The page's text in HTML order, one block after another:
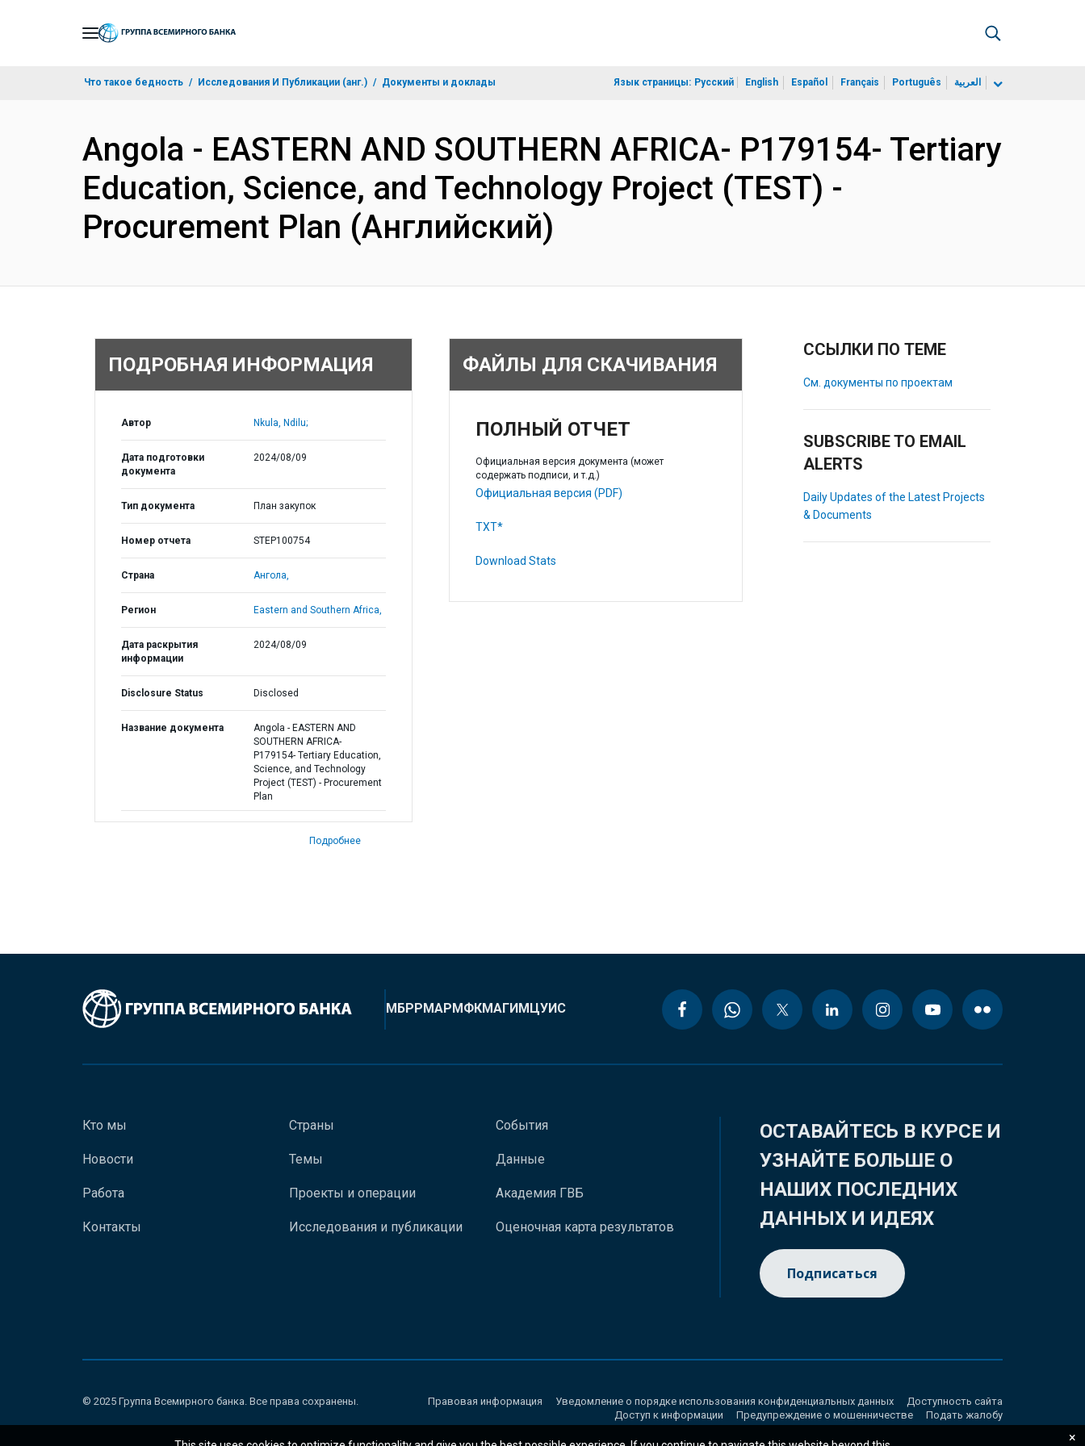
Что такое бедность Исследования И Публикации (анг.) Документы и доклады Язык страницы: Русский English Español Français Português العربية
Angola - EASTERN AND SOUTHERN AFRICA- P179154- Tertiary
Education, Science, and Technology Project (TEST) -
Procurement Plan (Английский)
ПОДРОБНАЯ ИНФОРМАЦИЯ
Автор Nkula, Ndilu;
Дата подготовки
документа
2024/08/09
Тип документа План закупок
Номер отчета STEP100754
Страна Ангола,
Регион Eastern and Southern Africa,
Дата раскрытия
информации
2024/08/09
Disclosure Status Disclosed
Название документа
Angola - EASTERN AND
SOUTHERN AFRICA-
P179154- Tertiary Education,
Science, and Technology
Project (TEST) - Procurement
Plan
Подробнее
ФАЙЛЫ ДЛЯ СКАЧИВАНИЯ
ПОЛНЫЙ ОТЧЕТ
Официальная версия документа (может
содержать подписи, и т.д.)
Официальная версия (PDF)
TXT*
Download Stats
ССЫЛКИ ПО ТЕМЕ
См. документы по проектам
SUBSCRIBE TO EMAIL
ALERTS
Daily Updates of the Latest Projects
& Documents
МБРРМАРМФКМАГИМЦУИС
Кто мы
Новости
Работа
Контакты
Страны
Темы
Проекты и операции
Исследования и публикации
События
Данные
Академия ГВБ
Оценочная карта результатов
ОСТАВАЙТЕСЬ В КУРСЕ И
УЗНАЙТЕ БОЛЬШЕ О
НАШИХ ПОСЛЕДНИХ
ДАННЫХ И ИДЕЯХ
Подписаться
© 2025 Группа Всемирного банка. Все права сохранены. Правовая информация Уведомление о порядке использования конфиденциальных данных
Доступность сайта
Доступ к информации
Предупреждение о мошенничестве Подать жалобу
×